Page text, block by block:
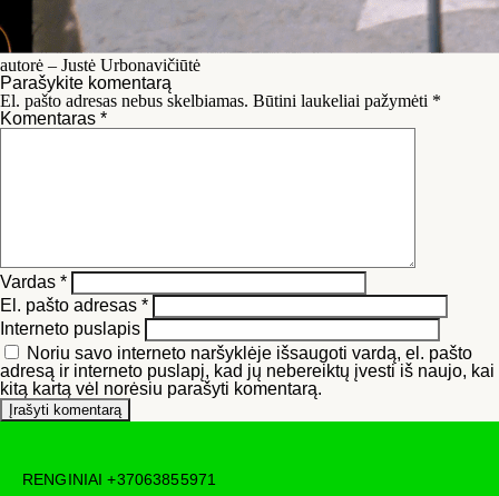
autorė – Justė Urbonavičiūtė
Parašykite komentarą
El. pašto adresas nebus skelbiamas. Būtini laukeliai pažymėti *
Komentaras *
Vardas *
El. pašto adresas *
Interneto puslapis
Noriu savo interneto naršyklėje išsaugoti vardą, el. pašto
adresą ir interneto puslapį, kad jų nebereiktų įvesti iš naujo, kai
kitą kartą vėl norėsiu parašyti komentarą.
RENGINIAI+37063855971